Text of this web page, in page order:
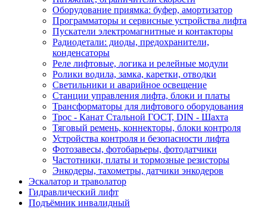
Оборудование приямка: буфер, амортизатор
Программаторы и сервисные устройства лифта
Пускатели электромагнитные и контакторы
Радиодетали: диоды, предохранители,
конденсаторы
Реле лифтовые, логика и релейные модули
Ролики водила, замка, каретки, отводки
Светильники и аварийное освещение
Станции управления лифта, блоки и платы
Трансформаторы для лифтового оборудования
Трос - Канат Стальной ГОСТ, DIN - Шахта
Тяговый ремень, коннекторы, блоки контроля
Устройства контроля и безопасности лифта
Фотозавесы, фотобарьеры, фотодатчики
Частотники, платы и тормозные резисторы
Энкодеры, тахометры, датчики энкодеров
Эскалатор и траволатор
Гидравлический лифт
Подъёмник инвалидный